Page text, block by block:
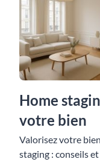
Home
votre bien
Valorisez votre
staging : conseils